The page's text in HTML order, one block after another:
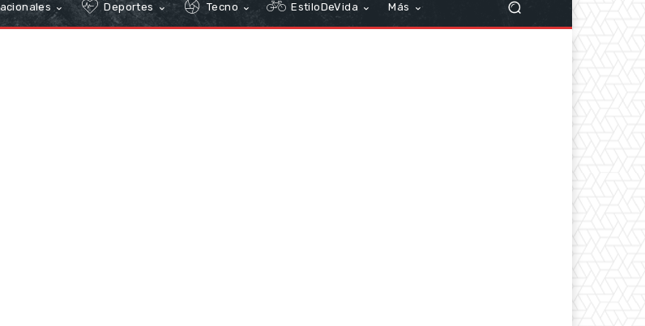
Deportes Tecno EstiloDeVida Más